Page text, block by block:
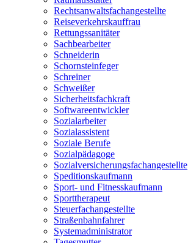
Rechtsanwaltsfachangestellte
Reiseverkehrskauffrau
Rettungssanitäter
Sachbearbeiter
Schneiderin
Schornsteinfeger
Schreiner
Schweißer
Sicherheitsfachkraft
Softwareentwickler
Sozialarbeiter
Sozialassistent
Soziale Berufe
Sozialpädagoge
Sozialversicherungsfachangestellte
Speditionskaufmann
Sport- und Fitnesskaufmann
Sporttherapeut
Steuerfachangestellte
Straßenbahnfahrer
Systemadministrator